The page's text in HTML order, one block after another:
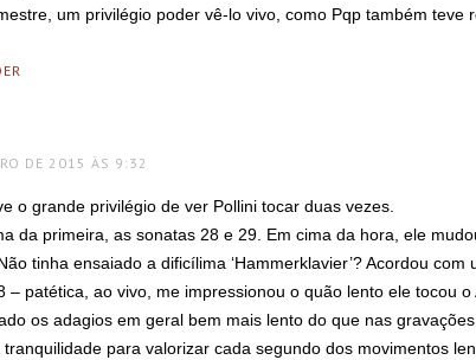
um privilégio poder vê-lo vivo, como Pqp também teve
DE 2015 ÀS 9:32
o grande privilégio de ver Pollini tocar duas vezes.
da primeira, as sonatas 28 e 29. Em cima da hora, ele
tinha ensaiado a dificílima ‘Hammerklavier’? Acordou
– patética, ao vivo, me impressionou o quão lento ele tocou
os adagios em geral bem mais lento do que nas
para valorizar cada segundo dos movimentos